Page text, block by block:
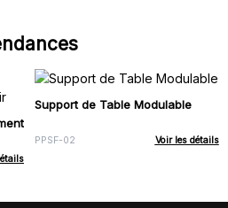
Support de Table Modulable
PPSF-02 Voir les détails